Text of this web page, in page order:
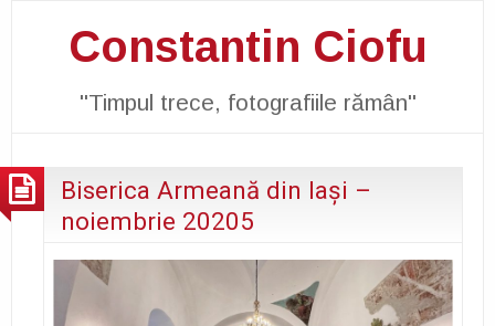
Constantin Ciofu
"Timpul trece, fotografiile rămân"
Biserica Armeană din Iași –
noiembrie 20205